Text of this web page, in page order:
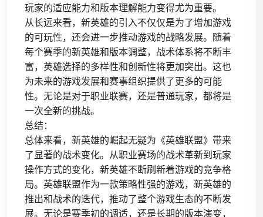
玩家的适应能力和版本理解能力变得尤为重要。
从长远来看，新英雄的引入不仅仅是为了增加游戏
的可玩性，还会进一步推动游戏的战略发展。随着
每个赛季的新英雄和版本调整，战术体系将不断丰
富，英雄选择的多样性和创新性将更加突出。这也
为未来的游戏发展和赛事组织提供了更多的可能
性。无论是对于职业联赛，还是普通玩家，都将是
一次全新的挑战。
总结：
总体来看，新英雄的崛起无疑为《英雄联盟》带来
了显著的战术变化。从职业赛场的战术革新到玩家
操作方式的变化，新英雄不断刷新着游戏的竞争格
局。英雄联盟作为一款策略性强的游戏，新英雄的
推出和战术的迭代，推动了整个游戏生态的不断发
展。无论是赛季初的调适，还是长期的版本演变，